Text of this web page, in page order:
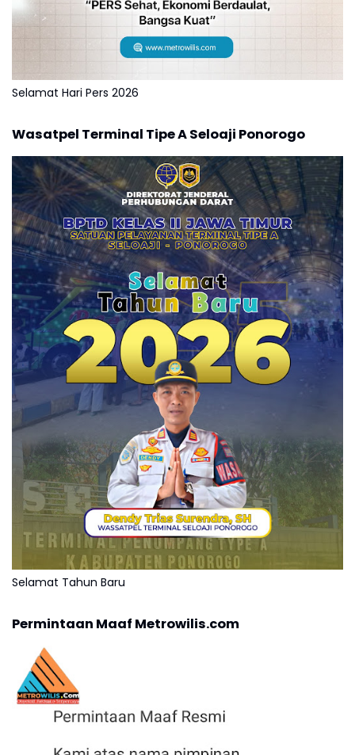
Selamat Hari Pers 2026
Wasatpel Terminal Tipe A Seloaji Ponorogo
Selamat Tahun Baru
Permintaan Maaf Metrowilis.com